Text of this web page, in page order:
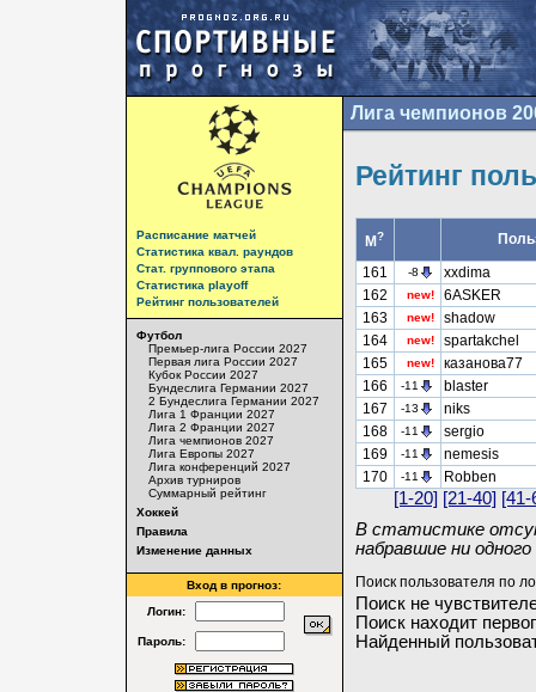
Расписание матчей
Статистика квал. раундов
Стат. группового этапа
Статистика playoff
Рейтинг пользователей
Футбол
Премьер-лига России 2027
Первая лига России 2027
Кубок России 2027
Бундеслига Германии 2027
2 Бундеслига Германии 2027
Лига 1 Франции 2027
Лига 2 Франции 2027
Лига чемпионов 2027
Лига Европы 2027
Лига конференций 2027
Архив турниров
Суммарный рейтинг
Хоккей
Правила
Изменение данных
Вход в прогноз:
Логин:
Пароль:
Лига чемпионов
Рейтинг
М?
161
-8
xxdima
162
new!
6ASKER
163
new!
shadow
164
new!
spartakchel
165
new!
казанова77
166
-11
blaster
167
-13
niks
168
-11
sergio
169
-11
nemesis
170
-11 Robben
[1-20] [21-40] [41-
В статистике
набравшие ни одного
Поиск пользователя по
Поиск не
Поиск находит
Найденный